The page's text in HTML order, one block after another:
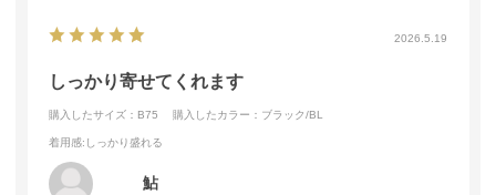
2026.5.19
しっかり寄せてくれます
購入したサイズ：B75 購入したカラー：ブラック/BL
着用感:しっかり盛れる
鮎